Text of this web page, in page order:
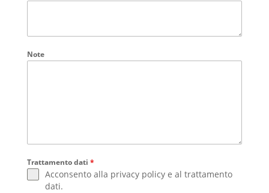
Note
Trattamento dati *
Acconsento alla privacy policye al trattamento
dati.